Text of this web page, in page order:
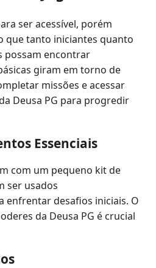
ser acessível, porém
que tanto iniciantes quanto
possam encontrar
giram em torno de
missões e acessar
Deusa PG para progredir
Essenciais
com um pequeno kit de
ser usados
enfrentar desafios iniciais. O
da Deusa PG é crucial